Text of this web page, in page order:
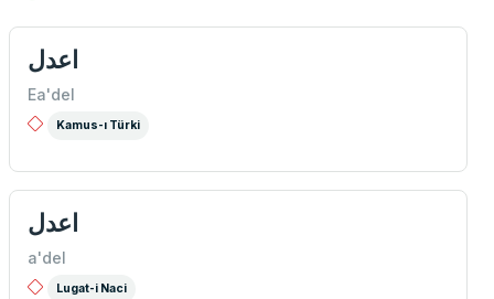
اعدل
Ea'del
Kamus-ı Türki
اعدل
a'del
Lugat-i Naci